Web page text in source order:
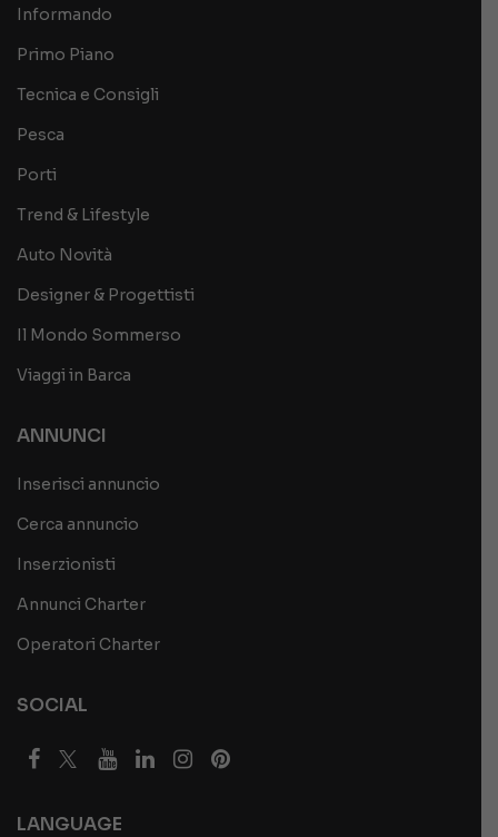
Informando
Primo Piano
Tecnica e Consigli
Pesca
Porti
Trend & Lifestyle
Auto Novità
Designer & Progettisti
Il Mondo Sommerso
Viaggi in Barca
ANNUNCI
Inserisci annuncio
Cerca annuncio
Inserzionisti
Annunci Charter
Operatori Charter
SOCIAL
LANGUAGE